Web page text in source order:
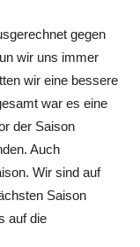
gegen
wir uns immer
wir eine bessere
war es eine
der Saison
Auch
Wir sind auf
Saison
auf die